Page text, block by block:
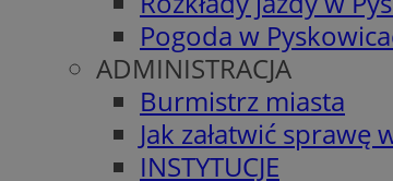
Pogoda w
ADMINISTRACJA
Burmistrz miasta
Jak załatwić sprawę
INSTYTUCJE